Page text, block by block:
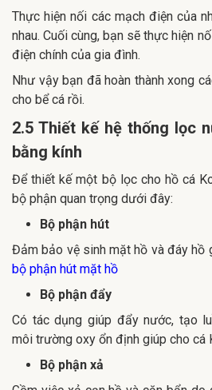
Thực hiện nối các mạch điện của
nhau. Cuối cùng, bạn sẽ thực hiện
điện chính của gia đình.
Như vậy bạn đã hoàn thành xong
cho bể cá rồi.
2.5 Thiết kế hệ thống lọc
bằng kính
Để thiết kế một bộ lọc cho hồ cá
bộ phận quan trọng dưới đây:
Bộ phận hút
Đảm bảo vệ sinh mặt hồ và đáy hồ
bộ phận hút mặt hồ
Bộ phận đẩy
Có tác dụng giúp đẩy nước, tạo
môi trường oxy ổn định giúp cho cá
Bộ phận xả